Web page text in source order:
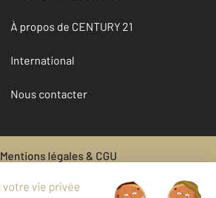
À propos de CENTURY 21
International
Nous contacter
Mentions légales & CGU